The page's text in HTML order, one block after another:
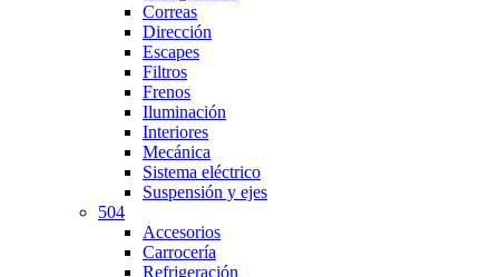
Correas
Dirección
Escapes
Filtros
Frenos
Iluminación
Interiores
Mecánica
Sistema eléctrico
Suspensión y ejes
504
Accesorios
Carrocería
Refrigeración